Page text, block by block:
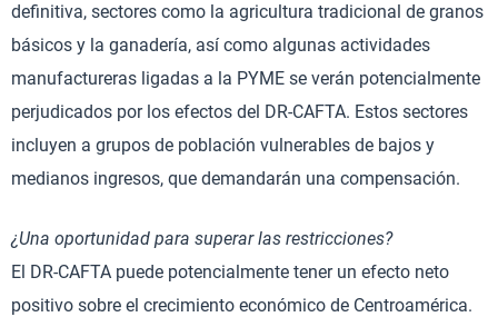
definitiva, sectores como la agricultura tradicional de granos
básicos y la ganadería, así como algunas actividades
manufactureras ligadas a la PYME se verán potencialmente
perjudicados por los efectos del DR-CAFTA. Estos sectores
incluyen a grupos de población vulnerables de bajos y
medianos ingresos, que demandarán una compensación.
¿Una oportunidad para superar las restricciones?
El DR-CAFTA puede potencialmente tener un efecto neto
positivo sobre el crecimiento económico de Centroamérica.